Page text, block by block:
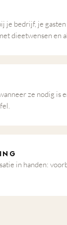
je bedrijf, je
dieetwensen en
ze nodig is
in handen: